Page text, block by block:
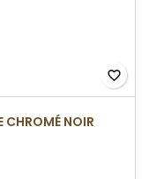
favorite_border
CHROMÉ NOIR